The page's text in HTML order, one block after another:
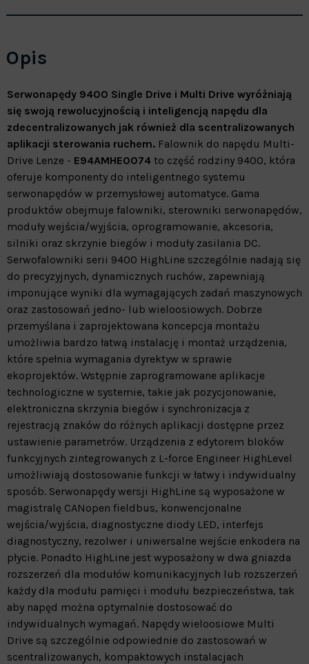
Opis
Serwonapędy 9400 Single Drive i Multi Drive wyróżniają
się swoją rewolucyjnością i inteligencją napędu dla
zdecentralizowanych jak również dla scentralizowanych
aplikacji sterowania ruchem. Falownik do napędu Multi-
Drive Lenze - E94AMHE0074 to część rodziny 9400, która
oferuje komponenty do inteligentnego systemu
serwonapędów w przemysłowej automatyce. Gama
produktów obejmuje falowniki, sterowniki serwonapędów,
moduły wejścia/wyjścia, oprogramowanie, akcesoria,
silniki oraz skrzynie biegów i moduły zasilania DC.
Serwofalowniki serii 9400 HighLine szczególnie nadają się
do precyzyjnych, dynamicznych ruchów, zapewniają
imponujące wyniki dla wymagających zadań maszynowych
oraz zastosowań jedno- lub wieloosiowych. Dobrze
przemyślana i zaprojektowana koncepcja montażu
umożliwia bardzo łatwą instalację i montaż urządzenia,
które spełnia wymagania dyrektyw w sprawie
ekoprojektów. Wstępnie zaprogramowane aplikacje
technologiczne w systemie, takie jak pozycjonowanie,
elektroniczna skrzynia biegów i synchronizacja z
rejestracją znaków do różnych aplikacji dostępne przez
ustawienie parametrów. Urządzenia z edytorem bloków
funkcyjnych zintegrowanych z L-force Engineer HighLevel
umożliwiają dostosowanie funkcji w łatwy i indywidualny
sposób. Serwonapędy wersji HighLine są wyposażone w
magistralę CANopen fieldbus, konwencjonalne
wejścia/wyjścia, diagnostyczne diody LED, interfejs
diagnostyczny, rezolwer i uniwersalne wejście enkodera na
płycie. Ponadto HighLine jest wyposażony w dwa gniazda
rozszerzeń dla modułów komunikacyjnych lub rozszerzeń
każdy dla modułu pamięci i modułu bezpieczeństwa, tak
aby napęd można optymalnie dostosować do
indywidualnych wymagań. Napędy wieloosiowe Multi
Drive są szczególnie odpowiednie do zastosowań w
scentralizowanych, kompaktowych instalacjach